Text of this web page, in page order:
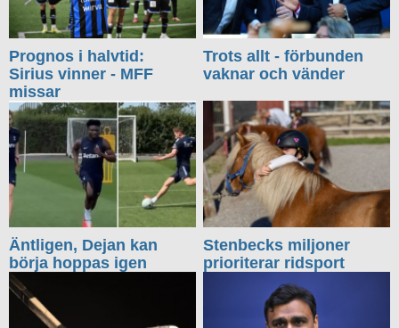
Prognos i halvtid:
Sirius vinner - MFF
missar
Trots allt - förbunden
vaknar och vänder
Äntligen, Dejan kan
börja hoppas igen
Stenbecks miljoner
prioriterar ridsport